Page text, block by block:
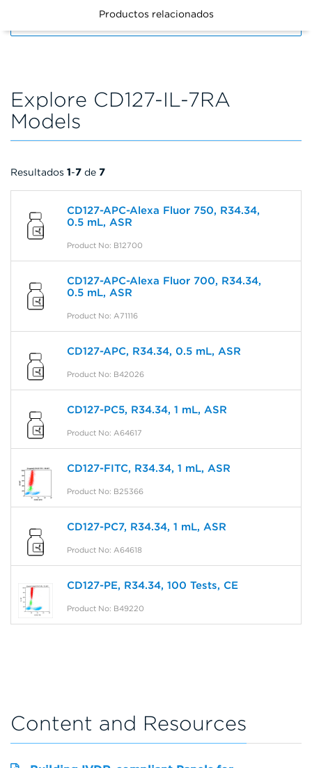
Productos relacionados
Explore CD127-IL-7RA
Models
Resultados 1-7 de 7
CD127-APC-Alexa Fluor 750, R34.34,
0.5 mL, ASR
Product No: B12700
CD127-APC-Alexa Fluor 700, R34.34,
0.5 mL, ASR
Product No: A71116
CD127-APC, R34.34, 0.5 mL, ASR
Product No: B42026
CD127-PC5, R34.34, 1 mL, ASR
Product No: A64617
CD127-FITC, R34.34, 1 mL, ASR
Product No: B25366
CD127-PC7, R34.34, 1 mL, ASR
Product No: A64618
CD127-PE, R34.34, 100 Tests, CE
Product No: B49220
Content and Resources